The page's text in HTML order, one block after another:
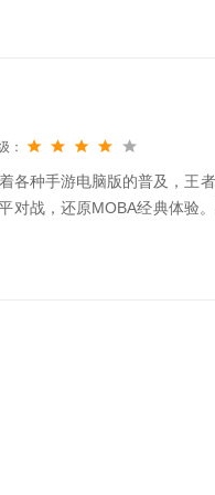
：
各种手游电脑版的普及，王
对战，还原MOBA经典体验
免费下载!王者荣耀电脑版